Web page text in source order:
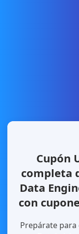
Cupón
completa
Data
con
Prepárate